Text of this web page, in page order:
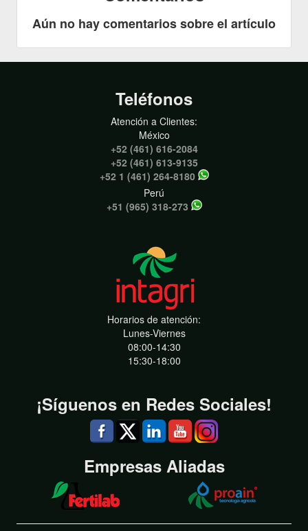
Aún no hay comentarios sobre el artículo
Teléfonos
Atención a Clientes:
México
+52 (461) 616-2084
+52 (461) 613-9135
+52 1 (461) 264-8180
Perú
+51 (965) 318-273
Horarios de atención:
Lunes-Viernes
08:00-14:30
15:30-18:00
¡Síguenos en Redes Sociales!
Empresas Aliadas